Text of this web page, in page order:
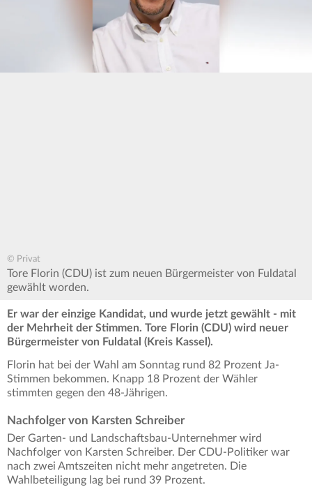
© Privat
Tore Florin (CDU) ist zum neuen Bürgermeister von Fuldatal
gewählt worden.
Er war der einzige Kandidat, und wurde jetzt gewählt - mit
der Mehrheit der Stimmen. Tore Florin (CDU) wird neuer
Bürgermeister von Fuldatal (Kreis Kassel).
Florin hat bei der Wahl am Sonntag rund 82 Prozent Ja-
Stimmen bekommen. Knapp 18 Prozent der Wähler
stimmten gegen den 48-Jährigen.
Nachfolger von Karsten Schreiber
Der Garten- und Landschaftsbau-Unternehmer wird
Nachfolger von Karsten Schreiber. Der CDU-Politiker war
nach zwei Amtszeiten nicht mehr angetreten. Die
Wahlbeteiligung lag bei rund 39 Prozent.